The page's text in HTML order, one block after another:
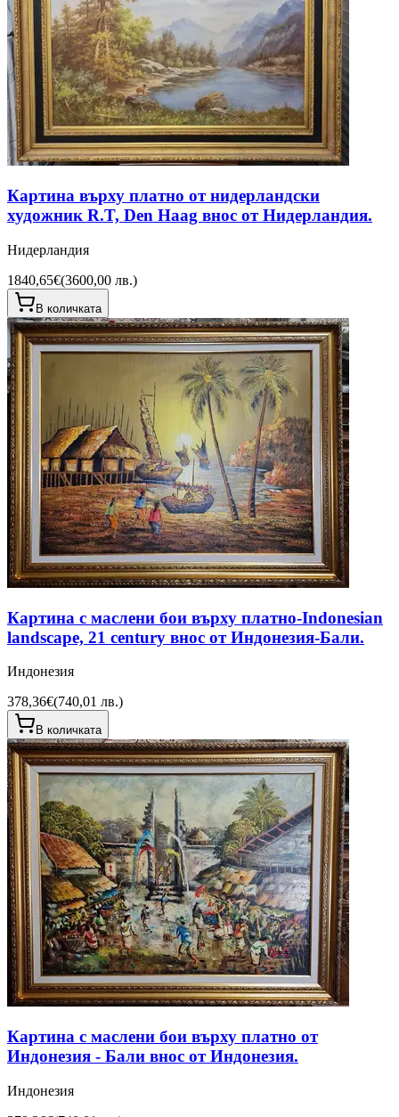
Картина върху платно от нидерландски
художник R.T, Den Haag внос от Нидерландия.
Нидерландия
1840,65€(3600,00 лв.)
В количката
Картина с маслени бои върху платно-Indonesian
landscape, 21 century внос от Индонезия-Бали.
Индонезия
378,36€(740,01 лв.)
В количката
Картина с маслени бои върху платно от
Индонезия - Бали внос от Индонезия.
Индонезия